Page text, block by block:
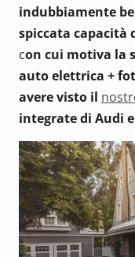
indubbiamente
spiccata capacità
con cui motiva la
auto elettrica +
avere visto il
integrate di Audi